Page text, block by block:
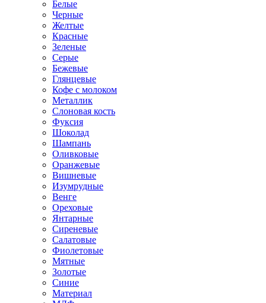
Белые
Черные
Желтые
Красные
Зеленые
Серые
Бежевые
Глянцевые
Кофе с молоком
Металлик
Слоновая кость
Фуксия
Шоколад
Шампань
Оливковые
Оранжевые
Вишневые
Изумрудные
Венге
Ореховые
Янтарные
Сиреневые
Салатовые
Фиолетовые
Мятные
Золотые
Синие
Материал